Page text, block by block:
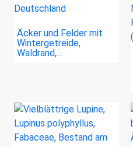
Äcker und Felder mit
Wintergetreide,
Waldrand,…